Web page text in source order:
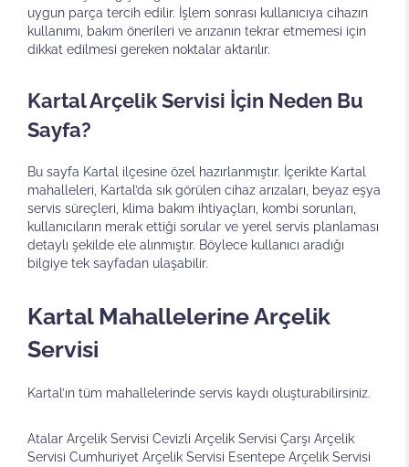
uygun parça tercih edilir. İşlem sonrası kullanıcıya cihazın
kullanımı, bakım önerileri ve arızanın tekrar etmemesi için
dikkat edilmesi gereken noktalar aktarılır.
Kartal Arçelik Servisi İçin Neden Bu
Sayfa?
Bu sayfa Kartal ilçesine özel hazırlanmıştır. İçerikte Kartal
mahalleleri, Kartal’da sık görülen cihaz arızaları, beyaz eşya
servis süreçleri, klima bakım ihtiyaçları, kombi sorunları,
kullanıcıların merak ettiği sorular ve yerel servis planlaması
detaylı şekilde ele alınmıştır. Böylece kullanıcı aradığı
bilgiye tek sayfadan ulaşabilir.
Kartal Mahallelerine Arçelik
Servisi
Kartal’ın tüm mahallelerinde servis kaydı oluşturabilirsiniz.
Atalar Arçelik Servisi Cevizli Arçelik Servisi Çarşı Arçelik
Servisi Cumhuriyet Arçelik Servisi Esentepe Arçelik Servisi